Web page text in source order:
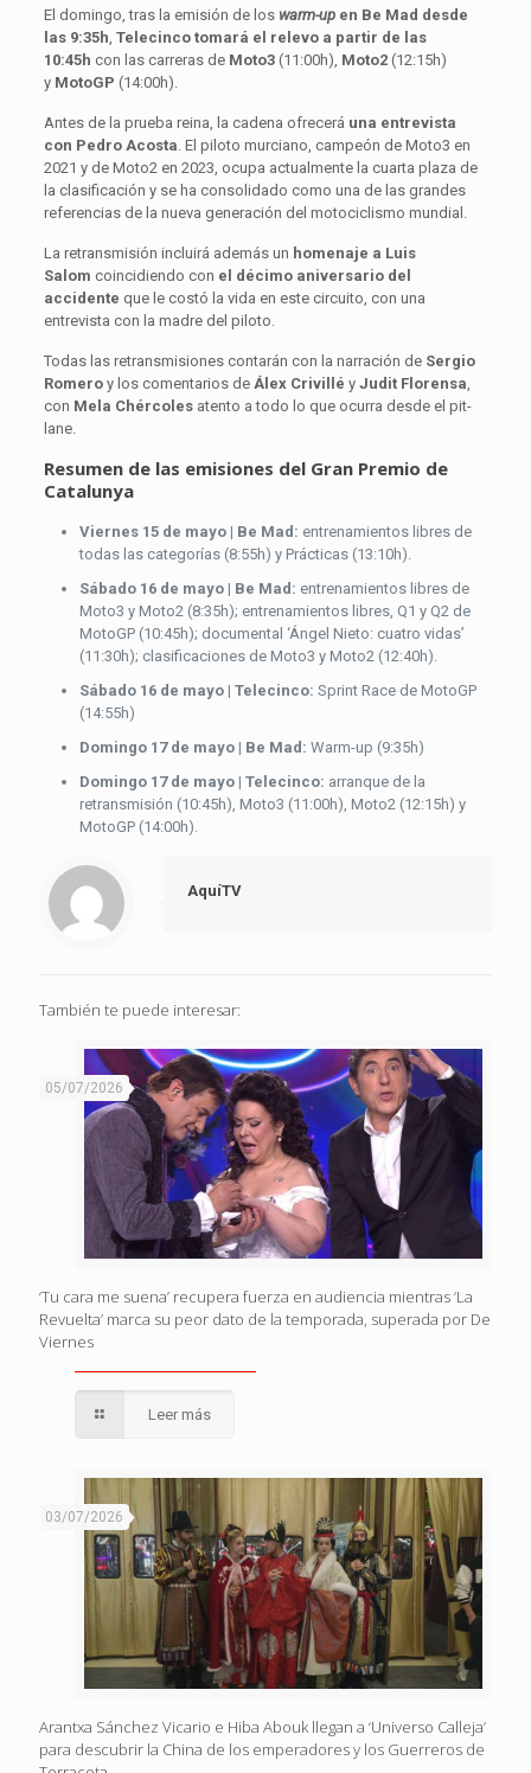
El domingo, tras la emisión de los warm-upen Be Mad desde
las 9:35h Telecinco tomará el relevo a partir de las
10:45h con las carreras de Moto3(11:00h), Moto2(12:15h)
y MotoGP (14:00h).
Antes de la prueba reina, la cadena ofrecerá una entrevista
con Pedro Acosta . El piloto murciano, campeón de Moto3 en
2021 y de Moto2 en 2023, ocupa actualmente la cuarta plaza de
la clasificación y se ha consolidado como una de las grandes
referencias de la nueva generación del motociclismo mundial.
La retransmisión incluirá además un homenaje a Luis
Salom coincidiendo con el décimo aniversario del
accidente que le costó la vida en este circuito, con una
entrevista con la madre del piloto.
Todas las retransmisiones contarán con la narración de Sergio
Romeroy los comentarios de Álex Crivillé y Judit Florensa
con Mela Chércolesatento a todo lo que ocurra desde el pit-
lane.
Resumen de las emisiones del Gran Premio de
Catalunya
Viernes 15 de mayo | Be Mad: entrenamientos libres de
todas las categorías (8:55h) y Prácticas (13:10h).
Sábado 16 de mayo | Be Mad: entrenamientos libres de
Moto3 y Moto2 (8:35h); entrenamientos libres, Q1 y Q2 de
MotoGP (10:45h); documental ‘Ángel Nieto: cuatro vidas’
(11:30h); clasificaciones de Moto3 y Moto2 (12:40h).
Sábado 16 de mayo | Telecinco: Sprint Race de MotoGP
(14:55h)
Domingo 17 de mayo | Be Mad: Warm-up (9:35h)
Domingo 17 de mayo | Telecinco: arranque de la
retransmisión (10:45h), Moto3 (11:00h), Moto2 (12:15h) y
MotoGP (14:00h).
AquíTV
También te puede interesar:
05/07/2026
‘Tu cara me suena’ recupera fuerza en audiencia mientras ‘La
Revuelta’ marca su peor dato de la temporada, superada por De
Viernes
Leer más
03/07/2026
Arantxa Sánchez Vicario e Hiba Abouk llegan a ‘Universo Calleja’
para descubrir la China de los emperadores y los Guerreros de